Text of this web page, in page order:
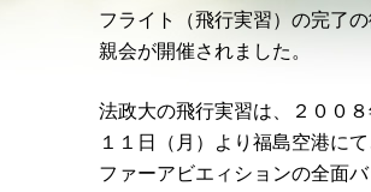
フライト（飛行実習）の完了
親会が開催されました。
法政大の飛行実習は、２００８
１１日（月）より福島空港に
ファーアビエィションの全面